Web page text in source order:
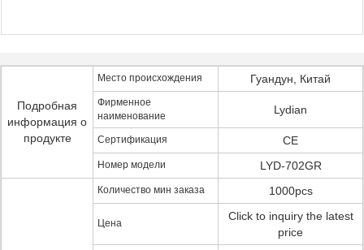
Подробная
информация о
продукте
Место происхождения Гуандун, Китай
Фирменное
наименование
Lydian
Сертификация CE
Номер модели LYD-702GR
Количество мин заказа 1000pcs
Цена
Click to inquiry the latest
price